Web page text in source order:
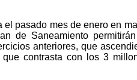
el pasado mes de enero en
de Saneamiento
anteriores, que
contrasta con los 3